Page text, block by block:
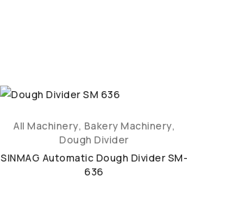
All Machinery, Bakery Machinery,
Dough Divider
SINMAG Automatic Dough Divider SM-
636